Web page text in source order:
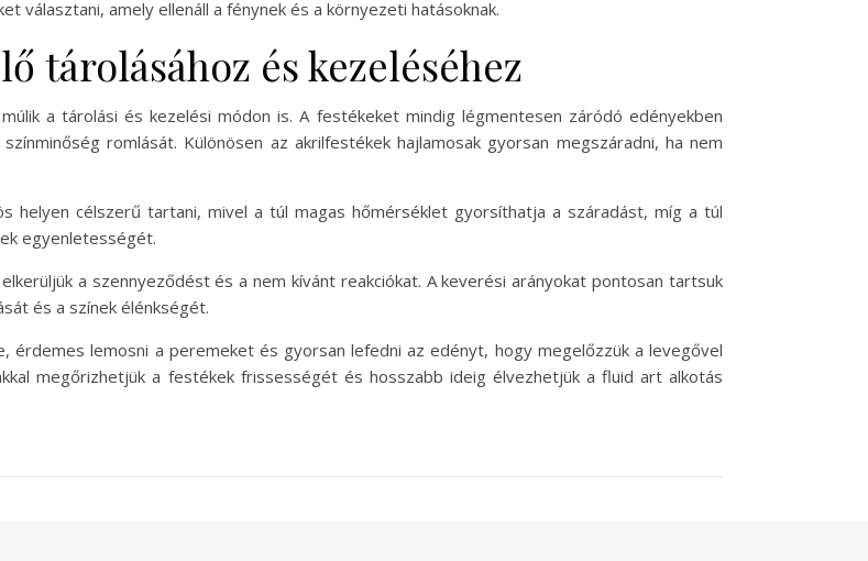
választani, amely ellenáll a fénynek és a környezeti hatásoknak.
tárolásához és kezeléséhez
a tárolási és kezelési módon is. A festékeket mindig légmentesen záródó edényekben
romlását. Különösen az akrilfestékek hajlamosak gyorsan megszáradni, ha nem
helyen célszerű tartani, mivel a túl magas hőmérséklet gyorsíthatja a száradást, míg a túl
egyenletességét.
a szennyeződést és a nem kívánt reakciókat. A keverési arányokat pontosan tartsuk
és a színek élénkségét.
érdemes lemosni a peremeket és gyorsan lefedni az edényt, hogy megelőzzük a levegővel
megőrizhetjük a festékek frissességét és hosszabb ideig élvezhetjük a fluid art alkotás